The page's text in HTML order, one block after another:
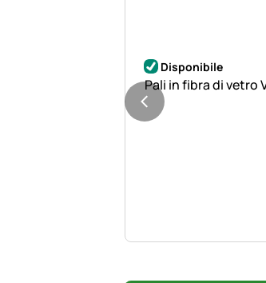
Disponibile
Pali in fibra di vetro